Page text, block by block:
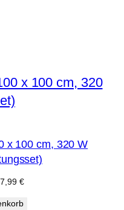
x 100 cm, 320 W
€Aktueller
ist: